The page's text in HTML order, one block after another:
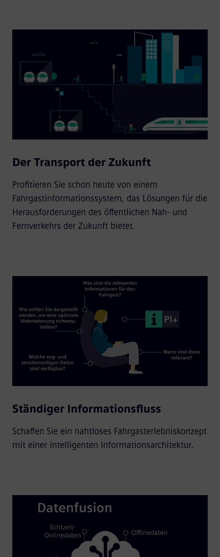
Der Transport der Zukunft
Profitieren Sie schon heute von einem
Fahrgastinformationssystem, das Lösungen für die
Herausforderungen des öffentlichen Nah- und
Fernverkehrs der Zukunft bietet.
Ständiger Informationsfluss
Schaffen Sie ein nahtloses Fahrgasterlebniskonzept
mit einer intelligenten Informationsarchitektur.